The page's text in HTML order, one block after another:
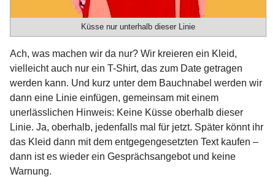
Küsse nur unterhalb dieser Linie
Ach, was machen wir da nur? Wir kreieren ein Kleid,
vielleicht auch nur ein T-Shirt, das zum Date getragen
werden kann. Und kurz unter dem Bauchnabel werden wir
dann eine Linie einfügen, gemeinsam mit einem
unerlässlichen Hinweis: Keine Küsse oberhalb dieser
Linie. Ja, oberhalb, jedenfalls mal für jetzt. Später könnt ihr
das Kleid dann mit dem entgegengesetzten Text kaufen –
dann ist es wieder ein Gesprächsangebot und keine
Warnung.